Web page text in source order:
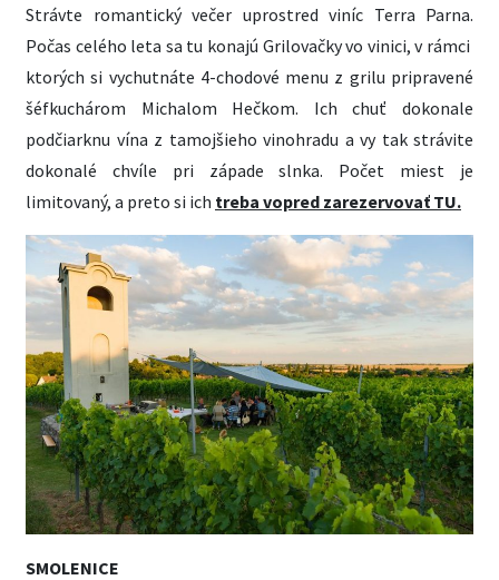
Strávte romantický večer uprostred viníc Terra Parna.
Počas celého leta sa tu konajú Grilovačky vo vinici, v rámci
ktorých si vychutnáte 4-chodové menu z grilu pripravené
šéfkuchárom Michalom Hečkom. Ich chuť dokonale
podčiarknu vína z tamojšieho vinohradu a vy tak strávite
dokonalé chvíle pri západe slnka. Počet miest je
limitovaný, a preto si ich treba vopred zarezervovať TU.
SMOLENICE